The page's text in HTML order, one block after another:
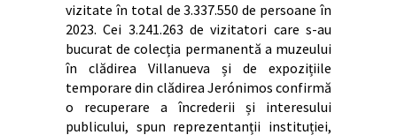
vizitate în total de 3.337.550 de persoane în
2023. Cei 3.241.263 de vizitatori care s-au
bucurat de colecția permanentă a muzeului
în clădirea Villanueva și de expozițiile
temporare din clădirea Jerónimos confirmă
o recuperare a încrederii și interesului
publicului, spun reprezentanții instituției,